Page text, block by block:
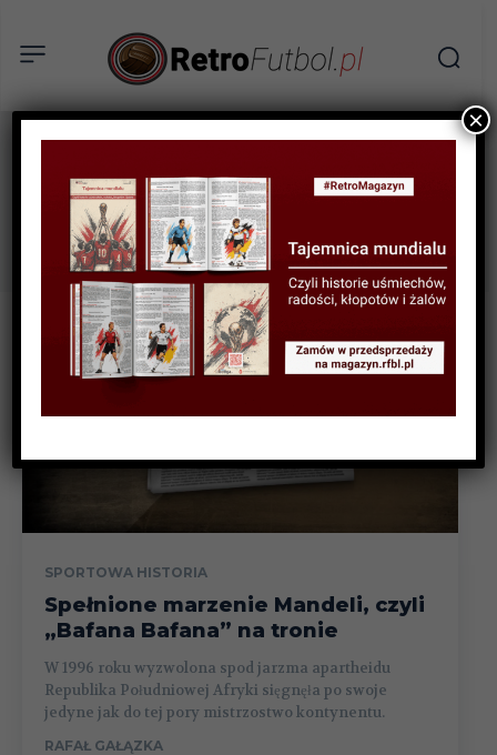
Tag: RPA
SPORTOWA HISTORIA
Spełnione marzenie Mandeli, czyli
„Bafana Bafana” na tronie
W 1996 roku wyzwolona spod jarzma apartheidu
Republika Południowej Afryki sięgnęła po swoje
jedyne jak do tej pory mistrzostwo kontynentu.
RAFAŁ GAŁĄZKA
×